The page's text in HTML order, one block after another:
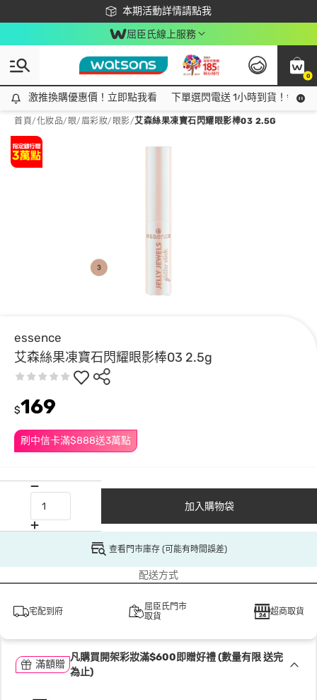
本期活動詳情請點我
下載app最高回饋$350
屈臣氏線上服務
0
激推換購優惠價！立即點我看
激推換購優惠價！立即點我看 下單選閃電送 1小時到貨！領神
首頁/化妝品/ 眼/眉彩妝/ 眼影/艾森絲果凍寶石閃耀眼影棒03 2.5G
essence
艾森絲果凍寶石閃耀眼影棒03 2.5g
刷中信卡滿$888送3萬點
$169
加入購物袋
查看門市庫存 (可能有時間誤差)
配送方式
宅配到府
屈臣氏門市
取貨
超商取貨
滿額贈
凡購買開架彩妝滿$600即贈好禮 (數量有限 送完
為止)